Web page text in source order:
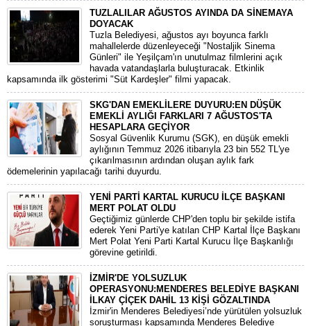
TUZLALILAR AĞUSTOS AYINDA DA SİNEMAYA
DOYACAK
Tuzla Belediyesi, ağustos ayı boyunca farklı
mahallelerde düzenleyeceği "Nostaljik Sinema
Günleri" ile Yeşilçam'ın unutulmaz filmlerini açık
havada vatandaşlarla buluşturacak. Etkinlik
kapsamında ilk gösterimi "Süt Kardeşler" filmi yapacak.
SKG'DAN EMEKLİLERE DUYURU:EN DÜŞÜK
EMEKLİ AYLIĞI FARKLARI 7 AĞUSTOS'TA
HESAPLARA GEÇİYOR
​Sosyal Güvenlik Kurumu (SGK), en düşük emekli
aylığının Temmuz 2026 itibarıyla 23 bin 552 TL'ye
çıkarılmasının ardından oluşan aylık fark
ödemelerinin yapılacağı tarihi duyurdu.
YENİ PARTİ KARTAL KURUCU İLÇE BAŞKANI
MERT POLAT OLDU
Geçtiğimiz günlerde CHP'den toplu bir şekilde istifa
ederek Yeni Parti'ye katılan CHP Kartal İlçe Başkanı
Mert Polat Yeni Parti Kartal Kurucu İlçe Başkanlığı
görevine getirildi.
İZMİR'DE YOLSUZLUK
OPERASYONU:MENDERES BELEDİYE BAŞKANI
İLKAY ÇİÇEK DAHİL 13 KİŞİ GÖZALTINDA
​İzmir'in Menderes Belediyesi’nde yürütülen yolsuzluk
soruşturması kapsamında Menderes Belediye